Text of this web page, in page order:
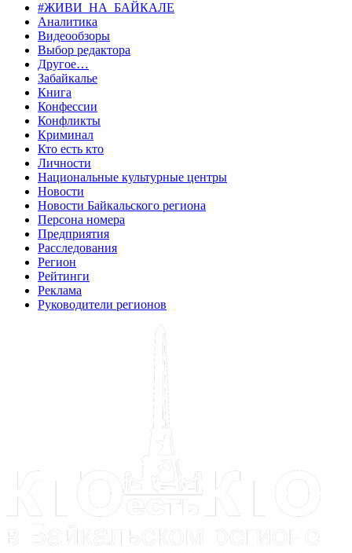
#ЖИВИ_НА_БАЙКАЛЕ
Аналитика
Видеообзоры
Выбор редактора
Другое…
Забайкалье
Книга
Конфессии
Конфликты
Криминал
Кто есть кто
Личности
Национальные культурные центры
Новости
Новости Байкальского региона
Персона номера
Предприятия
Расследования
Регион
Рейтинги
Реклама
Руководители регионов